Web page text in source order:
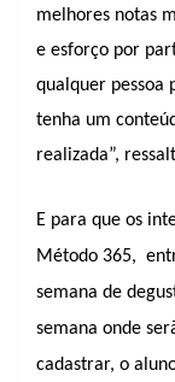
melhores notas
e esforço por
qualquer pessoa
tenha um
realizada”,
E para que os
Método 365,
semana de
semana onde
cadastrar, o